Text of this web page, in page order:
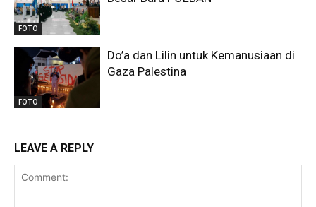
FOTO
FOTO
Do’a dan Lilin untuk Kemanusiaan di
Gaza Palestina
LEAVE A REPLY